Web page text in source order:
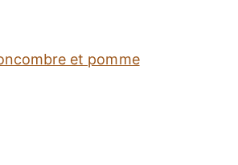
et pomme